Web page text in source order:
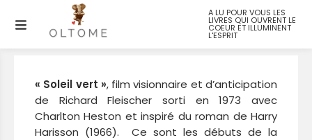
A LU POUR VOUS LES
LIVRES QUI OUVRENT LE
COEUR ET ILLUMINENT
L'ESPRIT
Soleil Vert
« Soleil vert », film visionnaire et d’anticipation
de Richard Fleischer sorti en 1973 avec
Charlton Heston et inspiré du roman de Harry
Harisson (1966). Ce sont les débuts de la